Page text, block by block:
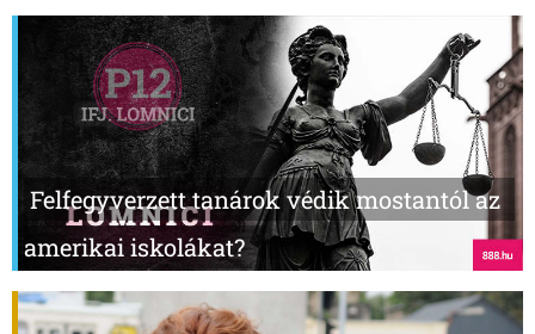
Felfegyverzett tanárok védik mostantól az
amerikai iskolákat?